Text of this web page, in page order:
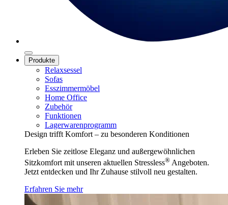
Produkte
Relaxsessel
Sofas
Esszimmermöbel
Home Office
Zubehör
Funktionen
Lagerwarenprogramm
Design trifft Komfort – zu besonderen Konditionen
Erleben Sie zeitlose Eleganz und außergewöhnlichen
Sitzkomfort mit unseren aktuellen Stressless® Angeboten.
Jetzt entdecken und Ihr Zuhause stilvoll neu gestalten.
Erfahren Sie mehr